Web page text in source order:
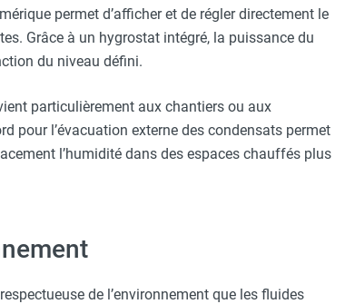
permet d’afficher et de régler directement le
Grâce à un hygrostat intégré, la puissance du
du niveau défini.
particulièrement aux chantiers ou aux
pour l’évacuation externe des condensats permet
l’humidité dans des espaces chauffés plus
de l’environnement que les fluides